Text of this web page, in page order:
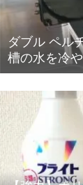
ダブル ペル
槽の水を冷